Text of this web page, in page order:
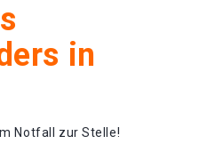
in
Notfall zur Stelle!